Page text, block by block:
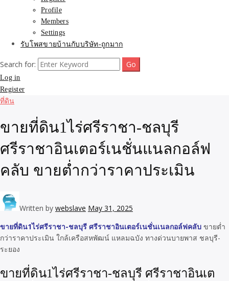
Profile
Members
Settings
รับโพสขายบ้านกับบริษัท-ถูกมาก
Search for:
Log in
Register
ที่ดิน
ขายที่ดิน1ไร่ศรีราชา-ชลบุรี
ศรีราชาอินเตอร์เนชั่นแนลกอล์ฟ
คลับ ขายต่ำกว่าราคาประเมิน
Written by webslave May 31, 2025
ขายที่ดิน1ไร่ศรีราชา-ชลบุรี ศรีราชาอินเตอร์เนชั่นเนลกอล์ฟคลับ ขายต่ำ
กว่าราคาประเมิน ใกล้เครือสหพัฒน์ แหลมฉบัง ทางด่วนบายพาส ชลบุรี-
ระยอง
ขายที่ดิน1ไร่ศรีราชา-ชลบุรี ศรีราชาอินเต